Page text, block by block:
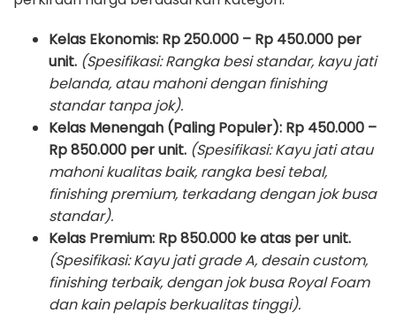
Kelas Ekonomis: Rp 250.000 – Rp 450.000 per
unit. (Spesifikasi: Rangka besi standar, kayu jati
belanda, atau mahoni dengan finishing
standar tanpa jok).
Kelas Menengah (Paling Populer): Rp 450.000 –
Rp 850.000 per unit. (Spesifikasi: Kayu jati atau
mahoni kualitas baik, rangka besi tebal,
finishing premium, terkadang dengan jok busa
standar).
Kelas Premium: Rp 850.000 ke atas per unit.
(Spesifikasi: Kayu jati grade A, desain custom,
finishing terbaik, dengan jok busa Royal Foam
dan kain pelapis berkualitas tinggi).